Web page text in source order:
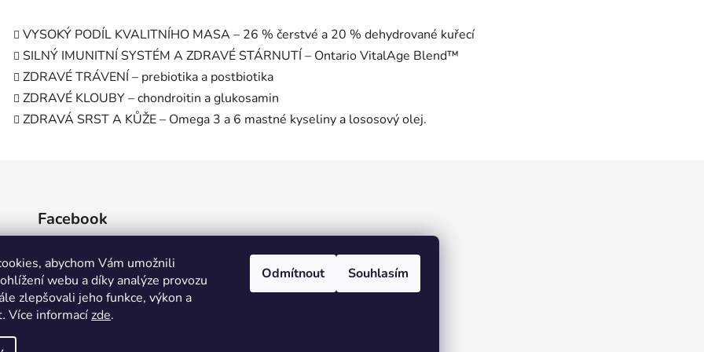
abychom Vám umožnili
webu a díky analýze provozu
zlepšovali jeho funkce, výkon a
. Více informacízde.
Odmítnout Souhlasím
VYSOKÝ PODÍL KVALITNÍHO MASA – 26 % čerstvé a 20 % dehydrované kuřecí
SILNÝ IMUNITNÍ SYSTÉM A ZDRAVÉ STÁRNUTÍ – Ontario VitalAge Blend™
ZDRAVÉ TRÁVENÍ – prebiotika a postbiotika
ZDRAVÉ KLOUBY – chondroitin a glukosamin
ZDRAVÁ SRST A KŮŽE – Omega 3 a 6 mastné kyseliny a lososový olej.
Facebook